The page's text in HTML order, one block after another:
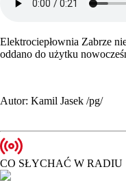
Elektrociepłownia Zabrze
oddano do użytku
Autor: Kamil Jasek /pg/
CO SŁYCHAĆ W RADIU